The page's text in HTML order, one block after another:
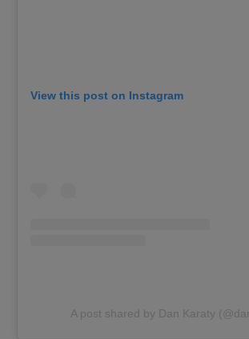
View this post on Instagram
A post shared by Dan Karaty